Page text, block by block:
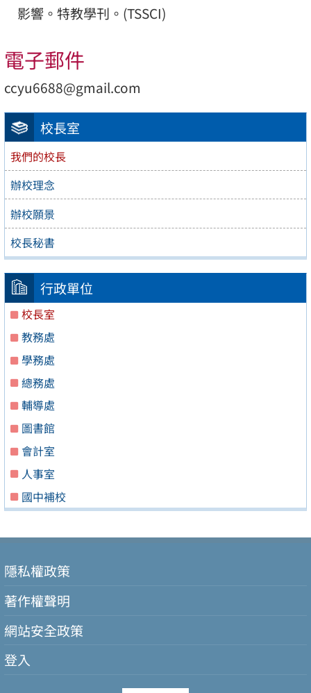
校長室
我們的校長
辦校理念
辦校願景
校長秘書
行政單位
校長室
教務處
學務處
總務處
輔導處
圖書館
會計室
人事室
國中補校
影響。特教學刊。(TSSCI)
電子郵件
ccyu6688@gmail.com
隱私權政策
著作權聲明
網站安全政策
登入